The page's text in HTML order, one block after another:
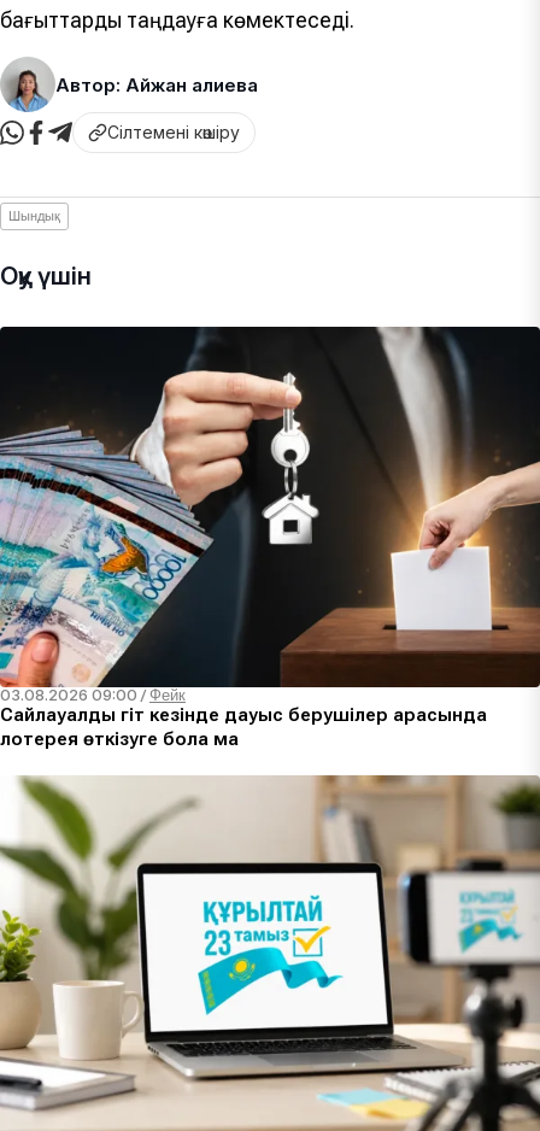
бағыттарды таңдауға көмектеседі.
Автор: Айжан Қалиева
Сілтемені көшіру
Шындық
Оқу үшін
03.08.2026 09:00 /Фейк
Сайлауалды үгіт кезінде дауыс берушілер арасында
лотерея өткізуге бола ма